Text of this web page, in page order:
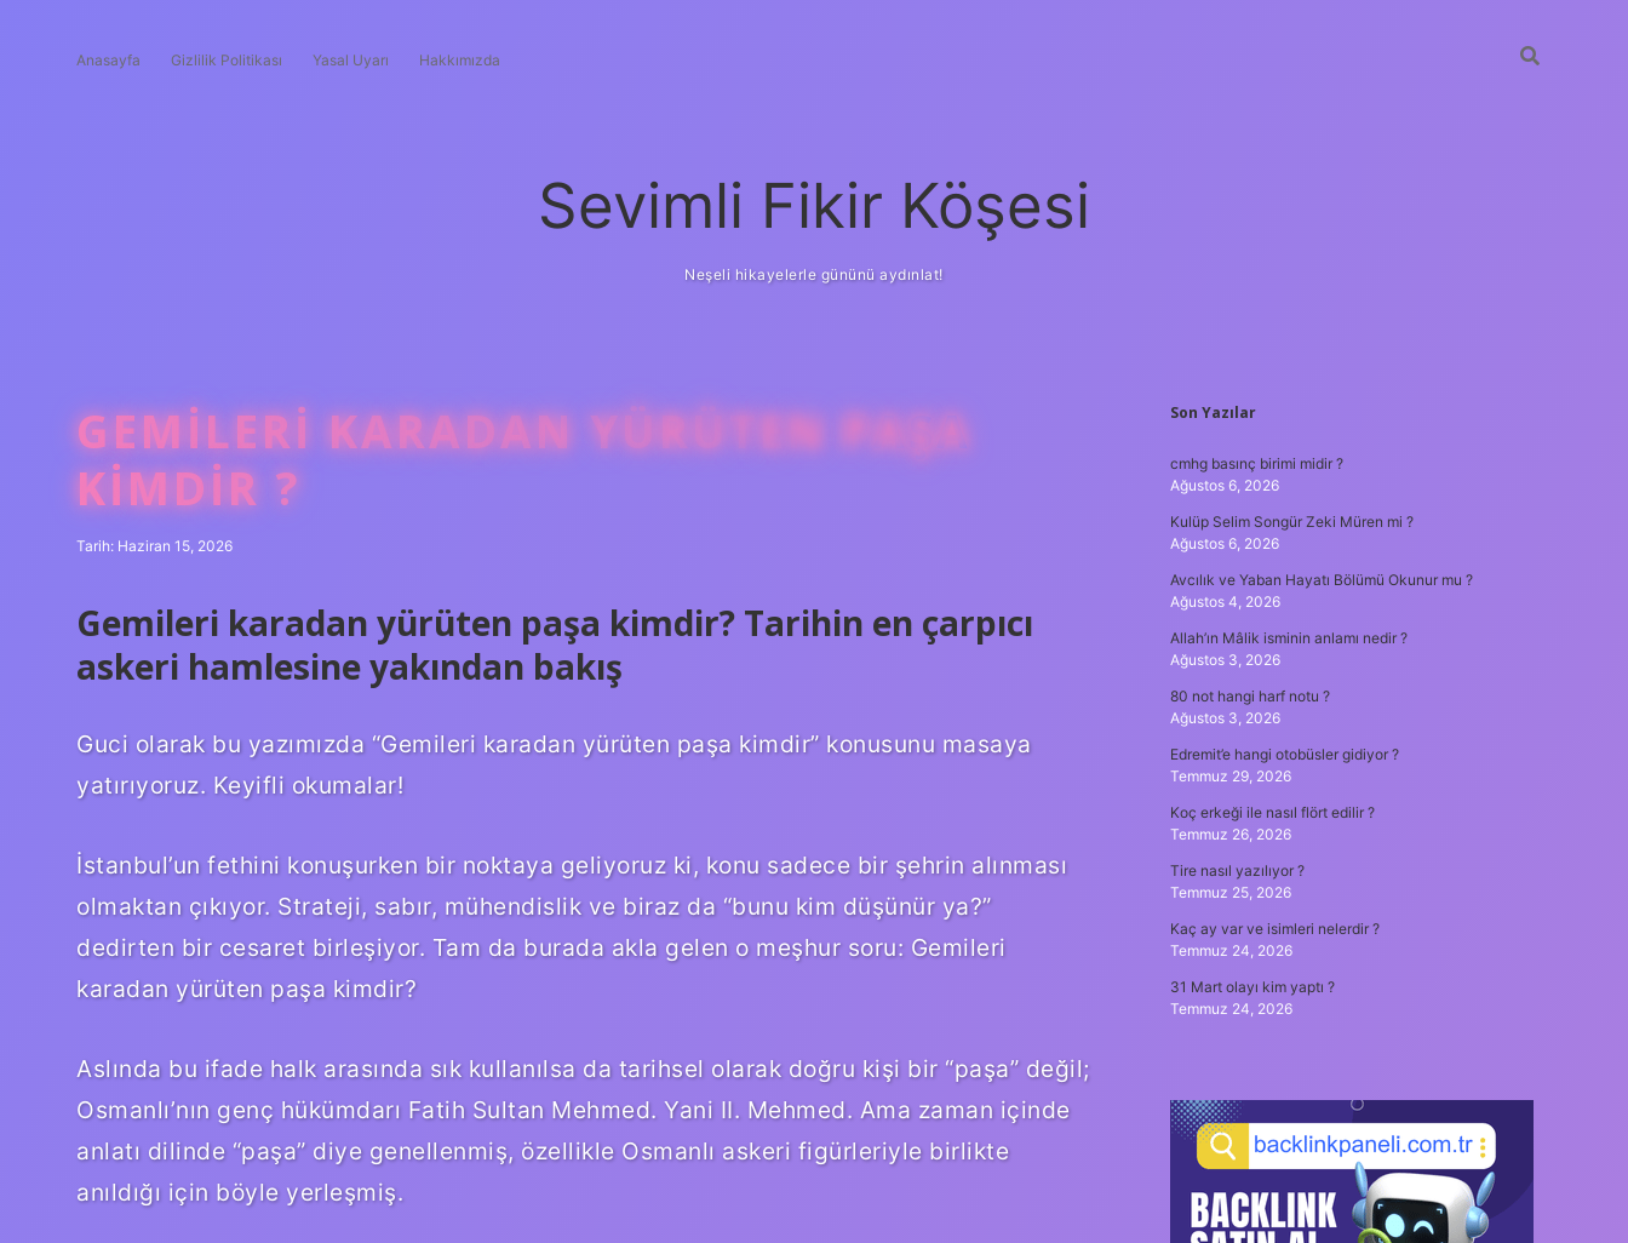
Anasayfa Gizlilik Politikası Yasal Uyarı Hakkımızda
Sevimli Fikir Köşesi
Neşeli hikayelerle gününü aydınlat!
GEMILERI KARADAN YÜRÜTEN PAŞA
KIMDIR ?
Tarih: Haziran 15, 2026
Gemileri karadan yürüten paşa kimdir? Tarihin en çarpıcı
askeri hamlesine yakından bakış
Guci olarak bu yazımızda “Gemileri karadan yürüten paşa kimdir” konusunu masaya
yatırıyoruz. Keyifli okumalar!
İstanbul’un fethini konuşurken bir noktaya geliyoruz ki, konu sadece bir şehrin alınması
olmaktan çıkıyor. Strateji, sabır, mühendislik ve biraz da “bunu kim düşünür ya?”
dedirten bir cesaret birleşiyor. Tam da burada akla gelen o meşhur soru: Gemileri
karadan yürüten paşa kimdir?
Aslında bu ifade halk arasında sık kullanılsa da tarihsel olarak doğru kişi bir “paşa” değil;
Osmanlı’nın genç hükümdarı Fatih Sultan Mehmed. Yani II. Mehmed. Ama zaman içinde
anlatı dilinde “paşa” diye genellenmiş, özellikle Osmanlı askeri figürleriyle birlikte
anıldığı için böyle yerleşmiş.
SIDEBAR
Son Yazılar
cmhg basınç birimi midir ?
Ağustos 6, 2026
Kulüp Selim Songür Zeki Müren mi ?
Ağustos 6, 2026
Avcılık ve Yaban Hayatı Bölümü Okunur mu ?
Ağustos 4, 2026
Allah’ın Mâlik isminin anlamı nedir ?
Ağustos 3, 2026
80 not hangi harf notu ?
Ağustos 3, 2026
Edremit’e hangi otobüsler gidiyor ?
Temmuz 29, 2026
Koç erkeği ile nasıl flört edilir ?
Temmuz 26, 2026
Tire nasıl yazılıyor ?
Temmuz 25, 2026
Kaç ay var ve isimleri nelerdir ?
Temmuz 24, 2026
31 Mart olayı kim yaptı ?
Temmuz 24, 2026